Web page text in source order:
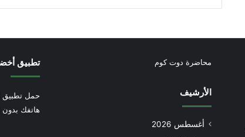
محاضرة دوت كوم
الأرشيف
أغسطس 2026
تطبيق
حمل تطبيق
هاتفك بدون